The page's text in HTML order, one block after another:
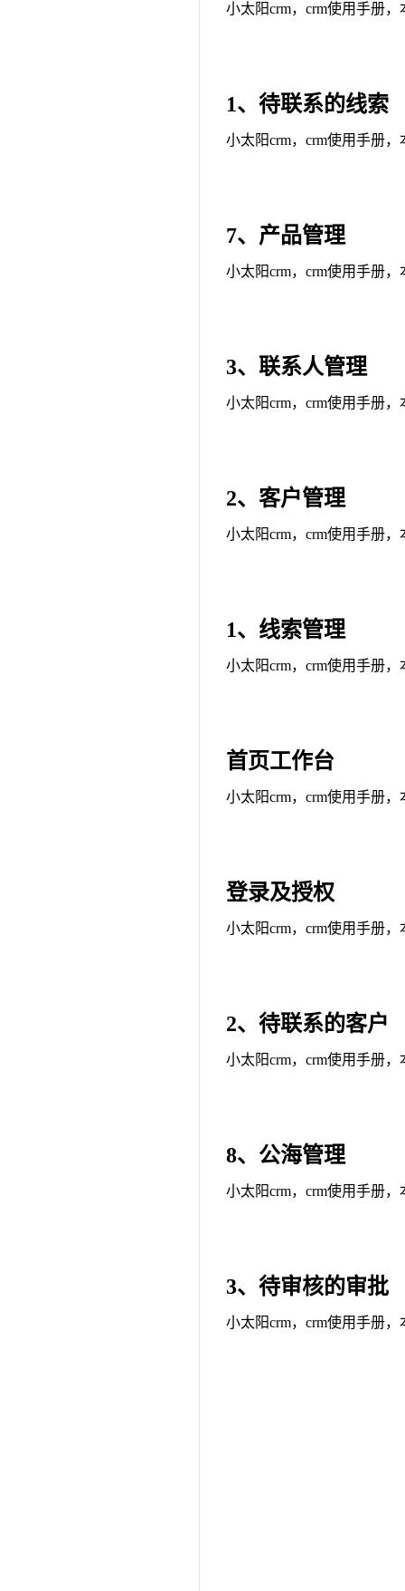
小太阳crm，crm使用手册
1、待联系的线索
小太阳crm，crm使用手册
7、产品管理
小太阳crm，crm使用手册
3、联系人管理
小太阳crm，crm使用手册
2、客户管理
小太阳crm，crm使用手册
1、线索管理
小太阳crm，crm使用手册
首页工作台
小太阳crm，crm使用手册
登录及授权
小太阳crm，crm使用手册
2、待联系的客户
小太阳crm，crm使用手册
8、公海管理
小太阳crm，crm使用手册
3、待审核的审批
小太阳crm，crm使用手册